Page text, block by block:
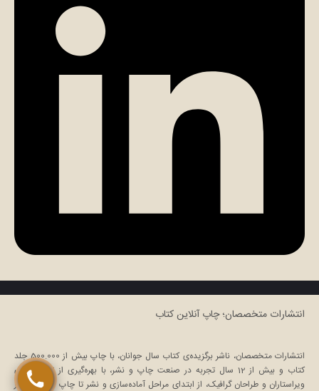
انتشارات متخصصان؛ چاپ آنلاین کتاب
انتشارات متخصصان، ناشر برگزیده‌ی کتاب سال جوانان، با چاپ بیش از 500.000 جلد
کتاب و بیش از 12 سال تجربه در صنعت چاپ و نشر، با بهره‌گیری از تیم حرفه‌ای
ویراستاران و طراحان گرافیک، از ابتدای مراحل آماده‌سازی و نشر تا چاپ کتاب در کنار
تماس مستقیم با کارشناس (نسیم نصیری)
چت در ایتا (نسیم نصیری)